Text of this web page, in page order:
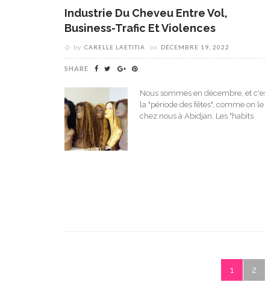
Industrie Du Cheveu Entre Vol,
Business-Trafic Et Violences
by CARELLE LAETITIA on DÉCEMBRE 19, 2022
SHARE
Nous sommes en décembre, et
la "période des fêtes", comme on
chez nous à Abidjan. Les "habits
1 2